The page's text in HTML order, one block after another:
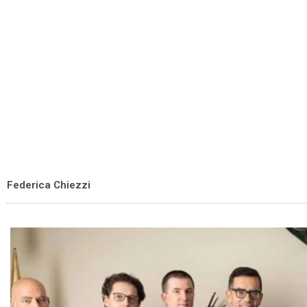
Federica Chiezzi